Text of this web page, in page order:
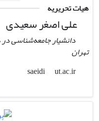
هیات تحریریه
علی اصغر سعیدی
دانشیار جامعه‌شناسی
تهران
saeidi
ut.ac.ir